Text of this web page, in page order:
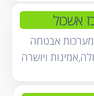
אשכול
אבטחה
ויושרה